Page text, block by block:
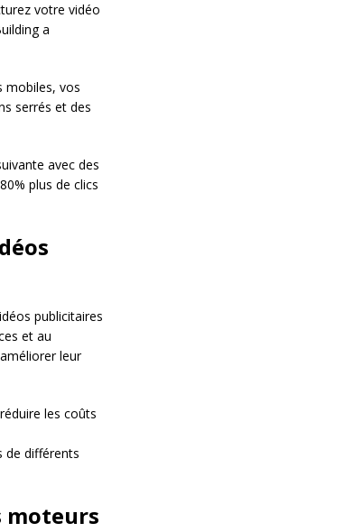
votre vidéo
a
mobiles, vos
serrés et des
avec des
plus de clics
publicitaires
et au
leur
les coûts
de différents
moteurs